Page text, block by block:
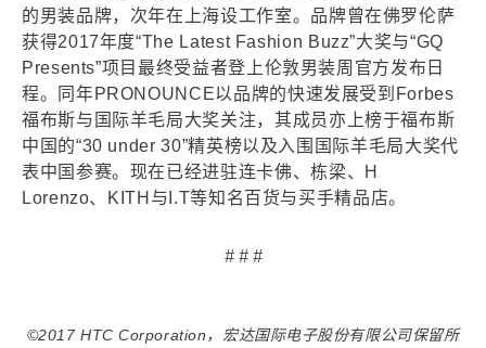
的男装品牌，次年在上海设工作室。品牌曾在佛罗伦萨
获得2017年度“The Latest Fashion Buzz”大奖与“GQ
Presents”项目最终受益者登上伦敦男装周官方发布日
程。同年PRONOUNCE以品牌的快速发展受到Forbes
福布斯与国际羊毛局大奖关注，其成员亦上榜于福布斯
中国的“30 under 30”精英榜以及入围国际羊毛局大奖代
表中国参赛。现在已经进驻连卡佛、栋梁、H
Lorenzo、KITH与I.T等知名百货与买手精品店。
# # #
©2017 HTC Corporation，宏达国际电子股份有限公司保留所